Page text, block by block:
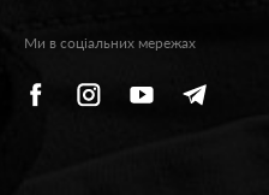
Ми в соціальних мережах